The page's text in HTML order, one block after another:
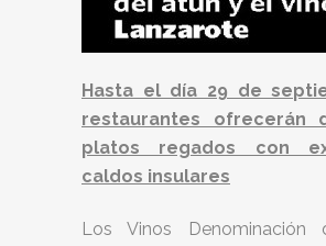
Hasta el día 29 de
restaurantes ofrecerán
platos regados con
caldos insulares
Los Vinos Denominación